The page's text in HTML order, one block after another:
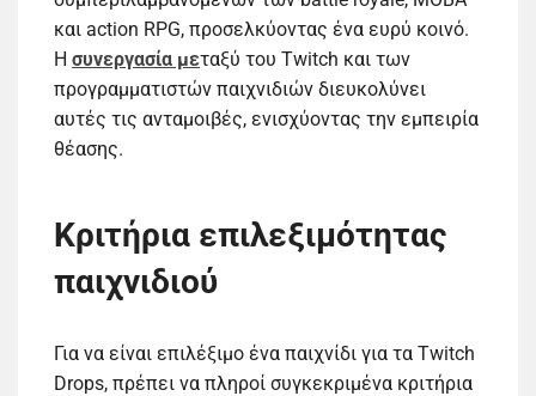
και action RPG, προσελκύοντας ένα ευρύ κοινό.
Η συνεργασία μεταξύ του Twitch και των
προγραμματιστών παιχνιδιών διευκολύνει
αυτές τις ανταμοιβές, ενισχύοντας την εμπειρία
θέασης.
Κριτήρια επιλεξιμότητας
παιχνιδιού
Για να είναι επιλέξιμο ένα παιχνίδι για τα Twitch
Drops, πρέπει να πληροί συγκεκριμένα κριτήρια